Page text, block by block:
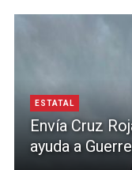
ESTATAL
Envía Cruz
ayuda a